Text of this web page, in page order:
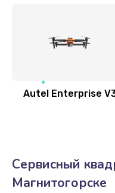
Autel Enterprise
Сервисный
Магнитогорске